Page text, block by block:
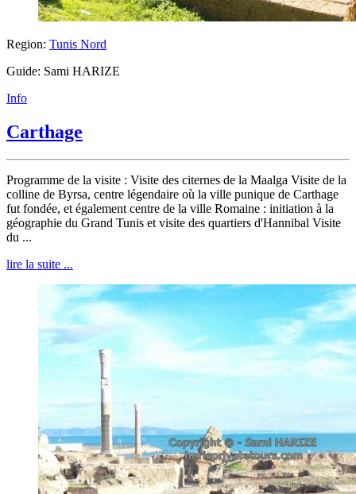
Region: Tunis Nord
Guide: Sami HARIZE
Info
Carthage
Programme de la visite : Visite des citernes de la Maalga Visite de la
colline de Byrsa, centre légendaire où la ville punique de Carthage
fut fondée, et également centre de la ville Romaine : initiation à la
géographie du Grand Tunis et visite des quartiers d'Hannibal Visite
du ...
lire la suite ...